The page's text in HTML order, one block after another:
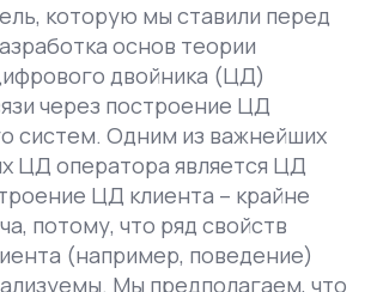
которую мы ставили перед
основ теории
двойника (ЦД)
через построение ЦД
систем. Одним из важнейших
ЦД оператора является ЦД
ЦД клиента – крайне
потому, что ряд свойств
(например, поведение)
Мы предполагаем, что